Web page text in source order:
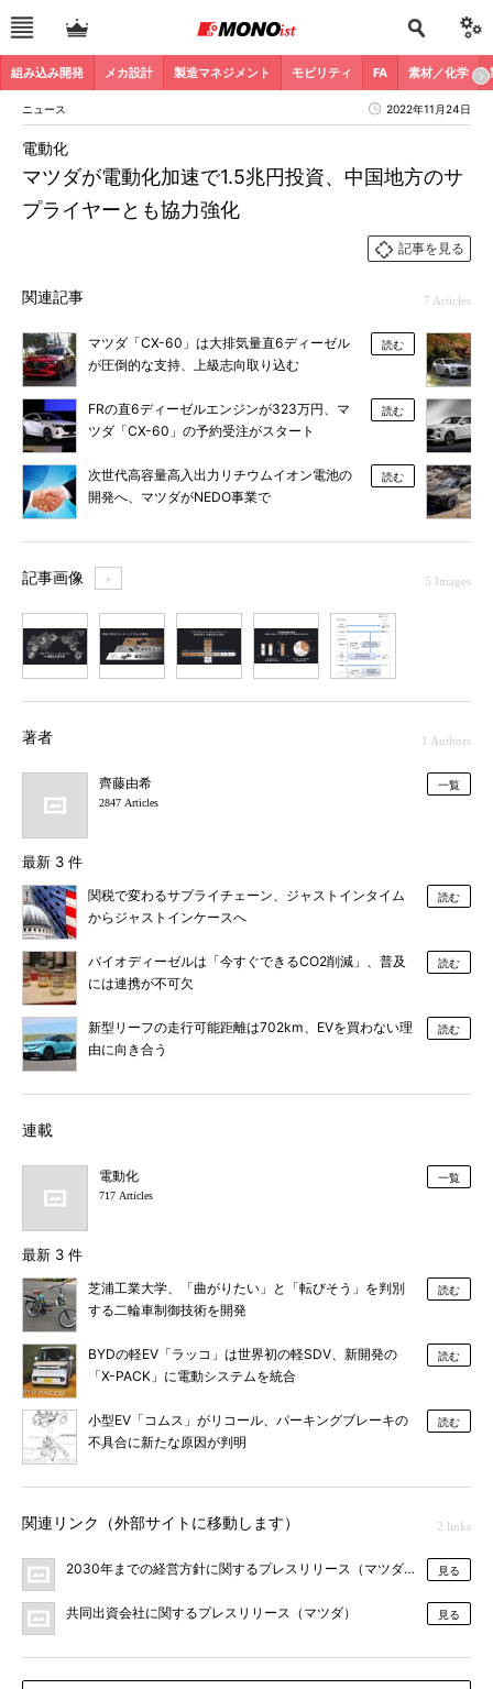
組み込み開発 メカ設計 製造マネジメント モビリティ FA 素材／化学
ニュース 2022年11月24日
マツダが電動化加速で1.5兆円投資、中国地方のサ
プライヤーとも協力強化
電動化
記事を見る
関連記事 7 Articles
マツダ「CX-60」は大排気量直6ディーゼル
が圧倒的な支持、上級志向取り込む
読む
FRの直6ディーゼルエンジンが323万円、マ
ツダ「CX-60」の予約受注がスタート
読む
次世代高容量高入出力リチウムイオン電池の
開発へ、マツダがNEDO事業で
読む
記事画像 ＋ 5 Images
著者 1 Authors
齊藤由希
2847 Articles
一覧
最新 3 件
関税で変わるサプライチェーン、ジャストインタイム
からジャストインケースへ
読む
バイオディーゼルは「今すぐできるCO2削減」、普及
には連携が不可欠
読む
新型リーフの走行可能距離は702km、EVを買わない理
由に向き合う
読む
連載
電動化
717 Articles
一覧
最新 3 件
芝浦工業大学、「曲がりたい」と「転びそう」を判別
する二輪車制御技術を開発
読む
BYDの軽EV「ラッコ」は世界初の軽SDV、新開発の
「X-PACK」に電動システムを統合
読む
小型EV「コムス」がリコール、パーキングブレーキの
不具合に新たな原因が判明
読む
関連リンク（外部サイトに移動します） 2 links
2030年までの経営方針に関するプレスリリース（マツダ） 見る
共同出資会社に関するプレスリリース（マツダ） 見る